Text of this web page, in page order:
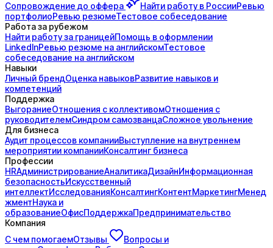
Сопровождение до оффера Найти работу в РоссииРевью
портфолиоРевью резюмеТестовое собеседование
Работа за рубежом
Найти работу за границейПомощь в оформлении
LinkedInРевью резюме на английскомТестовое
собеседование на английском
Навыки
Личный брендОценка навыковРазвитие навыков и
компетенций
Поддержка
ВыгораниеОтношения с коллективомОтношения с
руководителемСиндром самозванцаСложное увольнение
Для бизнеса
Аудит процессов компанииВыступление на внутреннем
мероприятии компанииКонсалтинг бизнеса
Профессии
HRАдминистрированиеАналитикаДизайнИнформационная
безопасностьИскусственный
интеллектИсследованияКонсалтингКонтентМаркетингМенед
жментНаука и
образованиеОфисПоддержкаПредпринимательство
Компания
С чем помогаемОтзывы
Вопросы и